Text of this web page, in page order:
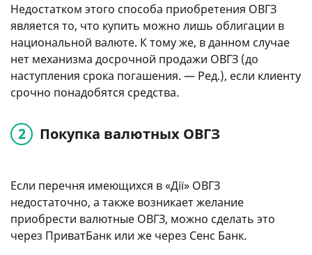
Недостатком этого способа приобретения ОВГЗ
является то, что купить можно лишь облигации в
национальной валюте. К тому же, в данном случае
нет механизма досрочной продажи ОВГЗ (до
наступления срока погашения. — Ред.), если клиенту
срочно понадобятся средства.
Покупка валютных ОВГЗ
Если перечня имеющихся в «Дії» ОВГЗ
недостаточно, а также возникает желание
приобрести валютные ОВГЗ, можно сделать это
через ПриватБанк или же через Сенс Банк.